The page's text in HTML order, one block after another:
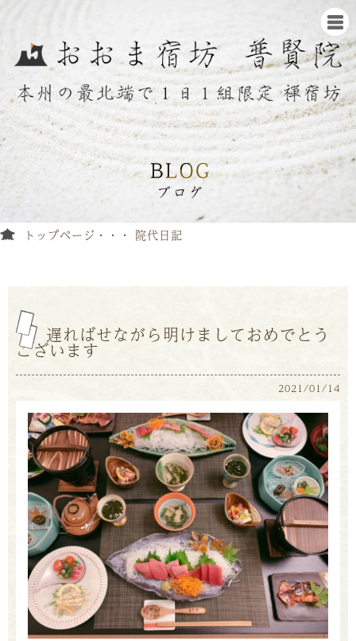
トップページ 院代日記
遅ればせながら明けましておめでとう
ございます
2021/01/14